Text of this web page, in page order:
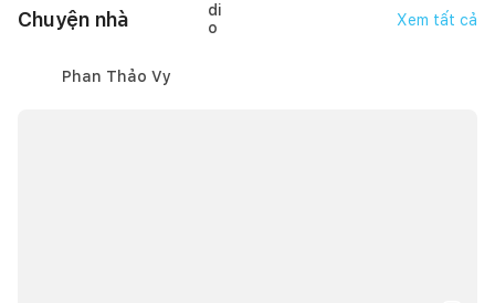
Chuyện nhà Xem tất cả
Phan Thảo Vy